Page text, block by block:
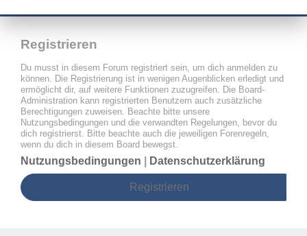
Registrieren
Du musst in diesem Forum registriert sein, um dich anmelden zu
können. Die Registrierung ist in wenigen Augenblicken erledigt und
ermöglicht dir, auf weitere Funktionen zuzugreifen. Die Board-
Administration kann registrierten Benutzern auch zusätzliche
Berechtigungen zuweisen. Beachte bitte unsere
Nutzungsbedingungen und die verwandten Regelungen, bevor du
dich registrierst. Bitte beachte auch die jeweiligen Forenregeln,
wenn du dich in diesem Board bewegst.
Nutzungsbedingungen Datenschutzerklärung
Registrieren